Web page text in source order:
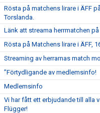
Rösta på matchens lirare i ÄFF
Torslanda.
Länk att streama herrmatchen
Rösta på Matchens lirare i ÄFF,
Streaming av herrarnas match
”Förtydligande av medlemsinfo!
Medlemsinfo
Vi har fått ett erbjudande till alla
Flügger!